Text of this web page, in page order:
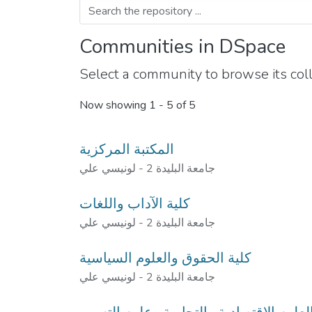
Communities in DSpace
Select a community to browse its
Now showing 1 - 5 of 5
المكتبة المركزية
جامعة البليدة 2 - لونيسي علي
كلية الآداب واللغات
جامعة البليدة 2 - لونيسي علي
كلية الحقوق والعلوم السياسية
جامعة البليدة 2 - لونيسي علي